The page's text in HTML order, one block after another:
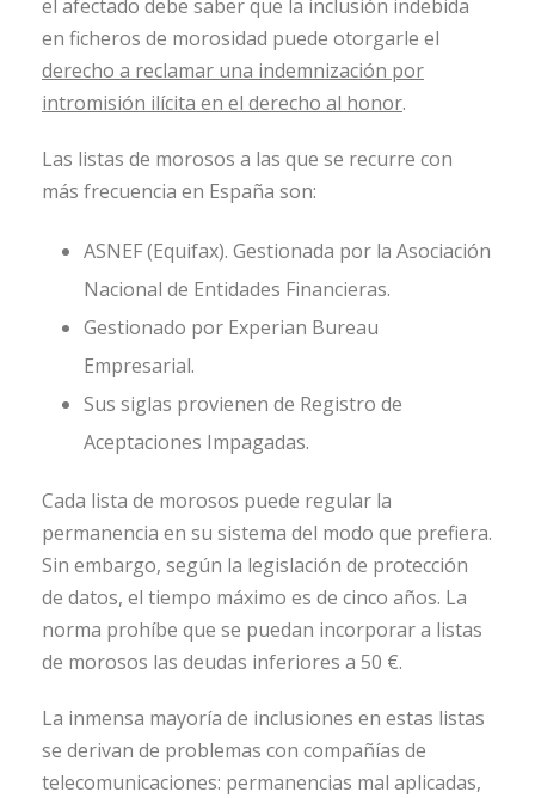
el afectado debe saber que la inclusión indebida
en ficheros de morosidad puede otorgarle el
derecho a reclamar una indemnización por
intromisión ilícita en el derecho al honor.
Las listas de morosos a las que se recurre con
más frecuencia en España son:
ASNEF (Equifax). Gestionada por la Asociación
Nacional de Entidades Financieras.
Gestionado por Experian Bureau
Empresarial.
Sus siglas provienen de Registro de
Aceptaciones Impagadas.
Cada lista de morosos puede regular la
permanencia en su sistema del modo que prefiera.
Sin embargo, según la legislación de protección
de datos, el tiempo máximo es de cinco años. La
norma prohíbe que se puedan incorporar a listas
de morosos las deudas inferiores a 50 €.
La inmensa mayoría de inclusiones en estas listas
se derivan de problemas con compañías de
telecomunicaciones: permanencias mal aplicadas,